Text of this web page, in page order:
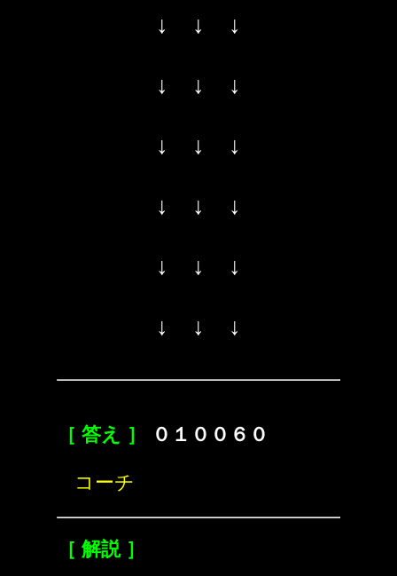
↓ ↓ ↓
↓ ↓ ↓
↓ ↓ ↓
↓ ↓ ↓
↓ ↓ ↓
↓ ↓ ↓
［ 答え ］ ０１００６０
コーチ
［ 解説 ］